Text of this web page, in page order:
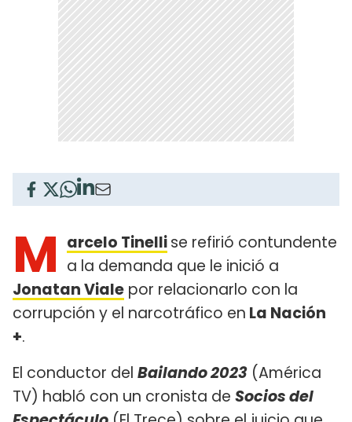
M arcelo Tinellise refirió contundente
a la demanda que le inició a
Jonatan Viale por relacionarlo con la
corrupción y el narcotráfico en La Nación
+.
El conductor del Bailando 2023 (América
TV) habló con un cronista de Socios del